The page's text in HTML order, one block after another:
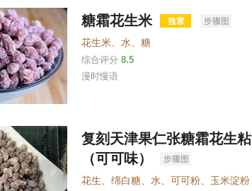
糖霜花生米
花生米 水 糖
综合评分 8.5
漫时慢语
复刻天津果仁张糖霜花生粘
（可可味）
花生 绵白糖 水 可可粉 玉米淀粉